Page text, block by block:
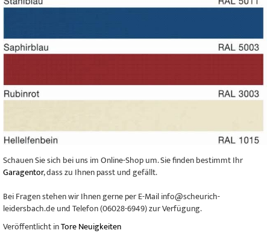
Schauen Sie sich bei uns im Online-Shop um. Sie finden bestimmt Ihr
Garagentor, dass zu Ihnen passt und gefällt.
Bei Fragen stehen wir Ihnen gerne per E-Mail info@scheurich-
leidersbach.de und Telefon (06028-6949) zur Verfügung.
Veröffentlicht inTore Neuigkeiten